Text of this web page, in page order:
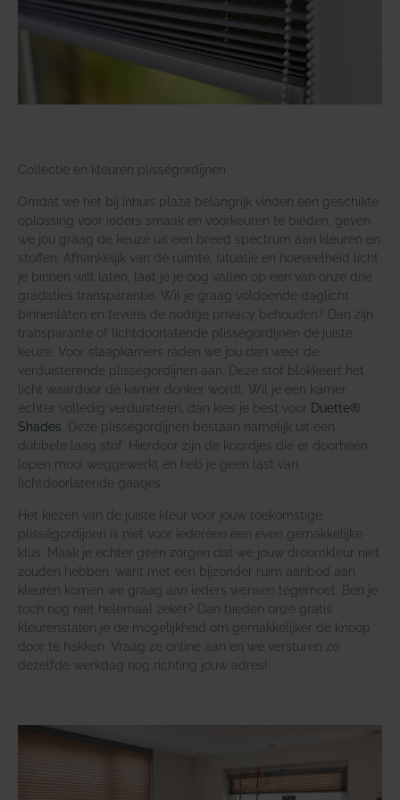
Collectie en kleuren plisségordijnen
Omdat we het bij inhuis plaza belangrijk vinden een geschikte
oplossing voor ieders smaak en voorkeuren te bieden, geven
we jou graag de keuze uit een breed spectrum aan kleuren en
stoffen. Afhankelijk van de ruimte, situatie en hoeveelheid licht
je binnen wilt laten, laat je je oog vallen op een van onze drie
gradaties transparantie. Wil je graag voldoende daglicht
binnenlaten en tevens de nodige privacy behouden? Dan zijn
transparante of lichtdoorlatende plisségordijnen de juiste
keuze. Voor slaapkamers raden we jou dan weer de
verduisterende plisségordijnen aan. Deze stof blokkeert het
licht waardoor de kamer donker wordt. Wil je een kamer
echter volledig verduisteren, dan kies je best voor Duette®
Shades . Deze plisségordijnen bestaan namelijk uit een
dubbele laag stof. Hierdoor zijn de koordjes die er doorheen
lopen mooi weggewerkt en heb je geen last van
lichtdoorlatende gaatjes.
Het kiezen van de juiste kleur voor jouw toekomstige
plisségordijnen is niet voor iedereen een even gemakkelijke
klus. Maak je echter geen zorgen dat we jouw droomkleur niet
zouden hebben, want met een bijzonder ruim aanbod aan
kleuren komen we graag aan ieders wensen tegemoet. Ben je
toch nog niet helemaal zeker? Dan bieden onze gratis
kleurenstalen je de mogelijkheid om gemakkelijker de knoop
door te hakken. Vraag ze online aan en we versturen ze
dezelfde werkdag nog richting jouw adres!